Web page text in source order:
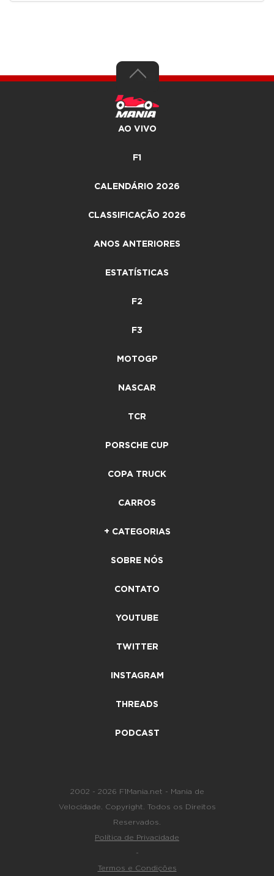
AO VIVO
F1
CALENDÁRIO 2026
CLASSIFICAÇÃO 2026
ANOS ANTERIORES
ESTATÍSTICAS
F2
F3
MOTOGP
NASCAR
TCR
PORSCHE CUP
COPA TRUCK
CARROS
+ CATEGORIAS
SOBRE NÓS
CONTATO
YOUTUBE
TWITTER
INSTAGRAM
THREADS
PODCAST
2002 - 2026 F1Mania.net - Mania de
Velocidade. Copyright. Todos os Direitos
Reservados.
Política de Privacidade
-
Termos e Condições